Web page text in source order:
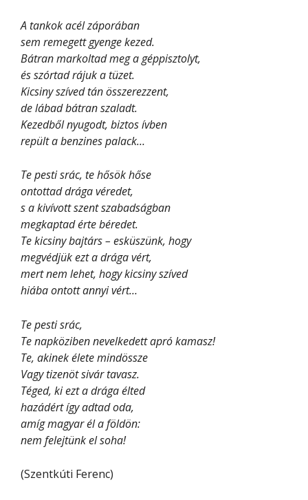
A tankok acél záporában
sem remegett gyenge kezed.
Bátran markoltad meg a géppisztolyt,
és szórtad rájuk a tüzet.
Kicsiny szíved tán összerezzent,
de lábad bátran szaladt.
Kezedből nyugodt, biztos ívben
repült a benzines palack…
Te pesti srác, te hősök hőse
ontottad drága véredet,
s a kivívott szent szabadságban
megkaptad érte béredet.
Te kicsiny bajtárs – esküszünk, hogy
megvédjük ezt a drága vért,
mert nem lehet, hogy kicsiny szíved
hiába ontott annyi vért…
Te pesti srác,
Te napköziben nevelkedett apró kamasz!
Te, akinek élete mindössze
Vagy tizenöt sivár tavasz.
Téged, ki ezt a drága élted
hazádért így adtad oda,
amíg magyar él a földön:
nem felejtünk el soha!
(Szentkúti Ferenc)